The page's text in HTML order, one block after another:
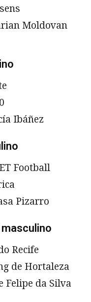
Moldovan
Ibáñez
Football
Pizarro
Recife
de Hortaleza
Felipe da Silva